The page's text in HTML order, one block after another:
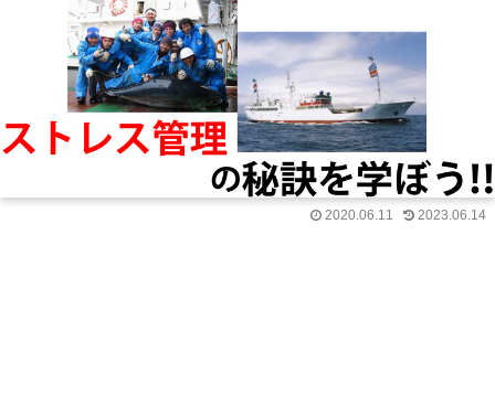
2020.06.11 2023.06.14